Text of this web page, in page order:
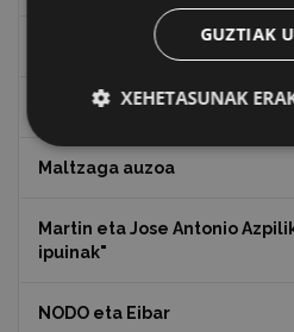
Julen Zabaletaren
Koko Dantzak
Maltzaga auzoa
Martin eta Jose Antonio
ipuinak"
NODO eta Eibar
GUZTIAK
XEHETASUNAK